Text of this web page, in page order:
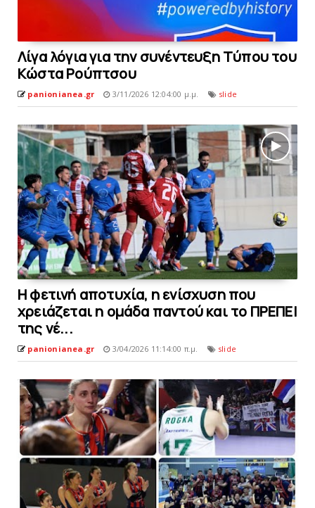
Λίγα λόγια για την συνέντευξη Tύπου του
Kώστα Pούπτσου
panionianea.gr 3/11/2026 12:04:00 μ.μ. slide
H φετινή αποτυχία, η ενίσχυση που
χρειάζεται η ομάδα παντού και το ΠΡEΠΕΙ
της νέ...
panionianea.gr 3/04/2026 11:14:00 π.μ. slide